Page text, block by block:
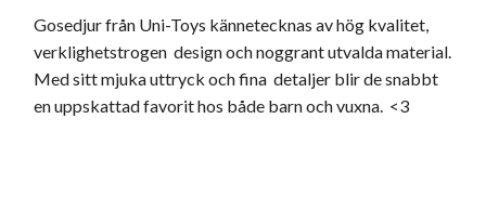
Gosedjur från Uni-Toys kännetecknas av hög kvalitet,
verklighetstrogen design och noggrant utvalda material.
Med sitt mjuka uttryck och fina detaljer blir de snabbt
en uppskattad favorit hos både barn och vuxna. <3